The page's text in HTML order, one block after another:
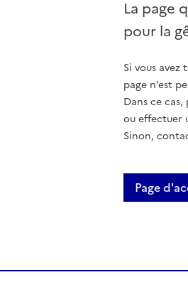
La page
pour la
Si vous
page n’est
Dans ce
ou effectuer
Sinon,
Page